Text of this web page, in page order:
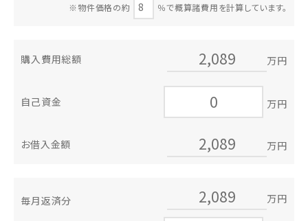
※物件価格の約 ％で概算諸費用を計算しています。
購入費用総額 万円
自己資金 万円
お借入金額 万円
毎月返済分 万円